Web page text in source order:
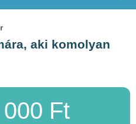
aki komolyan
Ft